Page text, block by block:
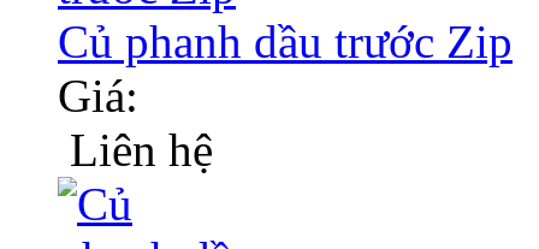
Củ phanh dầu trước Zip
Giá:
Liên hệ